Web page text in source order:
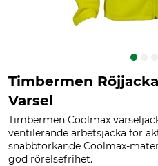
Timbermen
Varsel
Timbermen Coolmax
ventilerande arbetsjacka för
snabbtorkande Coolmax-
god rörelsefrihet.